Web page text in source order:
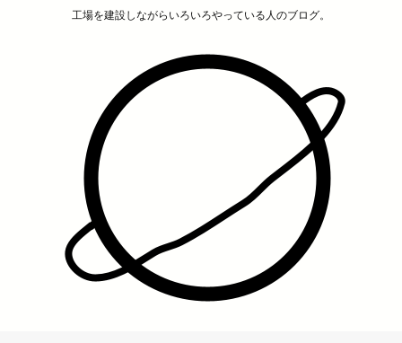
工場を建設しながらいろいろやっている人のブログ。